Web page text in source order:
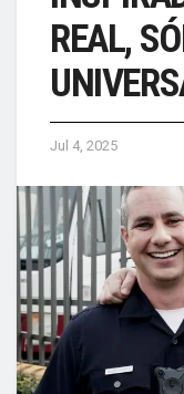
REAL,
Jul 4, 2025